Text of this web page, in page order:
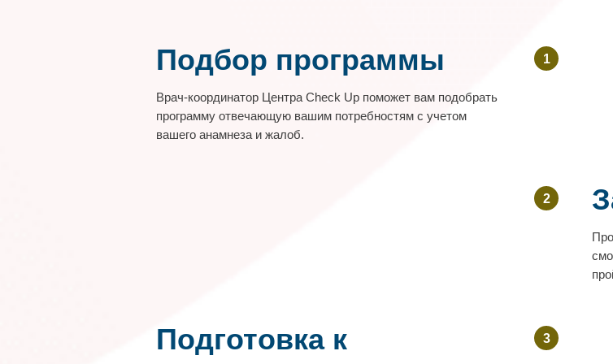
Подбор программы
Врач-координатор Центра Check Up поможет вам подобрать
программу отвечающую вашим потребностям с учетом
вашего анамнеза и жалоб.
Подготовка к